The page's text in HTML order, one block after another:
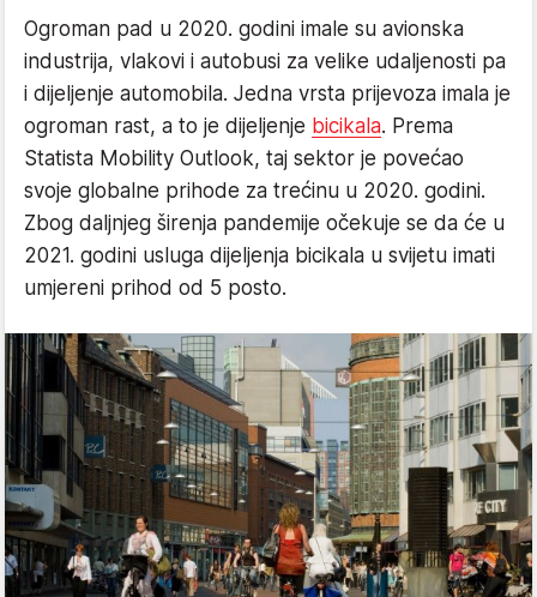
Ogroman pad u 2020. godini imale su avionska
industrija, vlakovi i autobusi za velike udaljenosti pa
i dijeljenje automobila. Jedna vrsta prijevoza imala je
ogroman rast, a to je dijeljenje bicikala. Prema
Statista Mobility Outlook, taj sektor je povećao
svoje globalne prihode za trećinu u 2020. godini.
Zbog daljnjeg širenja pandemije očekuje se da će u
2021. godini usluga dijeljenja bicikala u svijetu imati
umjereni prihod od 5 posto.